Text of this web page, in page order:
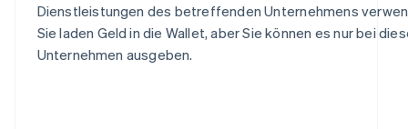
Dienstleistungen des betreffenden Unternehmens
Sie laden Geld in die Wallet, aber Sie können es nur bei
Unternehmen ausgeben.